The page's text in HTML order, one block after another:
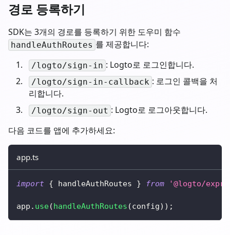
경로 등록하기
SDK는 3개의 경로를 등록하기 위한 도우미 함수
handleAuthRoutes 를 제공합니다:
/logto/sign-in : Logto로 로그인합니다.
/logto/sign-in-callback : 로그인 콜백을 처
리합니다.
/logto/sign-out : Logto로 로그아웃합니다.
다음 코드를 앱에 추가하세요:
app.ts
import { handleAuthRoutes } from '@logto/
app . use(handleAuthRoutes (config) ) ;